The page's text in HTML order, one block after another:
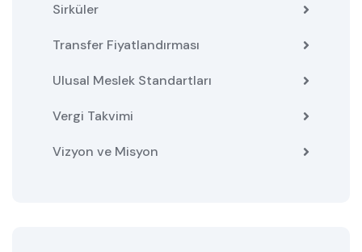
Sirküler
Transfer Fiyatlandırması
Ulusal Meslek Standartları
Vergi Takvimi
Vizyon ve Misyon